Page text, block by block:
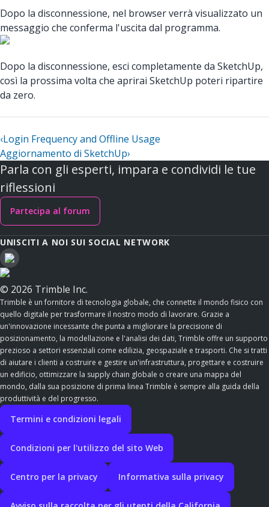
Dopo la disconnessione, nel browser verrà visualizzato un
messaggio che conferma l'uscita dal programma.
Dopo la disconnessione, esci completamente da SketchUp,
così la prossima volta che aprirai SketchUp poteri ripartire
da zero.
‹Login Frequency and Offline Usage
Aggiornamento di SketchUp›
Parla con gli esperti, impara e condividi le tue
riflessioni
Partecipa al forum
UNISCITI A NOI SUI SOCIAL NETWORK
© 2026 Trimble Inc.
Trimble è un fornitore di tecnologia globale, che connette il mondo fisico con
quello digitale per trasformare il nostro modo di lavorare. Grazie a
un'innovazione incessante che punta a migliorare la precisione di
posizionamento, la modellazione e l'analisi dei dati, Trimble offre un supporto
prezioso a settori essenziali come edilizia, geospaziale e trasporti. Che si tratti
di aiutare i clienti a costruire e gestire un'infrastruttura, progettare e costruire
un edificio, ottimizzare la supply chain globale o creare una mappa del
mondo, dalla sua posizione di prima linea Trimble è sempre alla guida della
produttività e del progresso.
Termini e condizioni legali
Condizioni per l'utilizzo del sito Web
Centro per la privacy Informativa sulla privacy